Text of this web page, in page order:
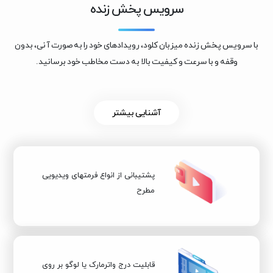
سرویس پخش زنده
با سرویس پخش زنده میزبان کلود، رویدادهای خود را به صورت آنی، بدون
وقفه و با سرعت و کیفیت بالا به دست مخاطب خود برسانید.
آشنایی بیشتر
پشتیبانی از انواع فرمتهای ویدیویی
مطرح
قابلیت درج واترمارک یا لوگو بر روی